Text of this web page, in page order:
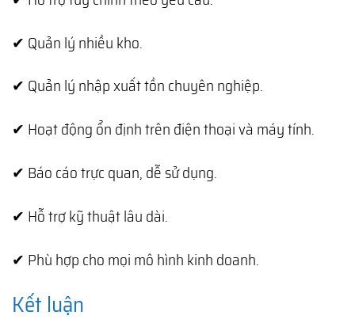
✔ Quản lý nhiều kho.
✔ Quản lý nhập xuất tồn chuyên nghiệp.
✔ Hoạt động ổn định trên điện thoại và máy tính.
✔ Báo cáo trực quan, dễ sử dụng.
✔ Hỗ trợ kỹ thuật lâu dài.
✔ Phù hợp cho mọi mô hình kinh doanh.
Kết luận